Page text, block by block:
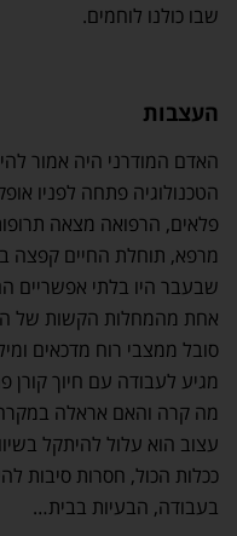
שבו כולנו לוחמים.
העצבות
האדם המודרני היה אמור
הטכנולוגיה פתחה לפניו
פלאים, הרפואה מצאה
מרפא, תוחלת החיים קפצה
שבעבר היו בלתי אפשריים
אחת מהמחלות הקשות של
סובל ממצבי רוח מדכאים
מגיע לעבודה עם חיוך קורן
מה קרה והאם אראלה
עצוב הוא עלול להיתקל
ככלות הכול, חסרות סיבות
בעבודה, הבעיות בבית…